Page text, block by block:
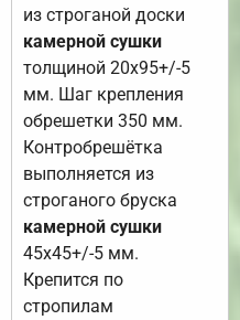
из строганой доски
камерной сушки
толщиной 20х95+/-5
мм. Шаг крепления
обрешетки 350 мм.
Контробрешётка
выполняется из
строганого бруска
камерной сушки
45х45+/-5 мм.
Крепится по
стропилам